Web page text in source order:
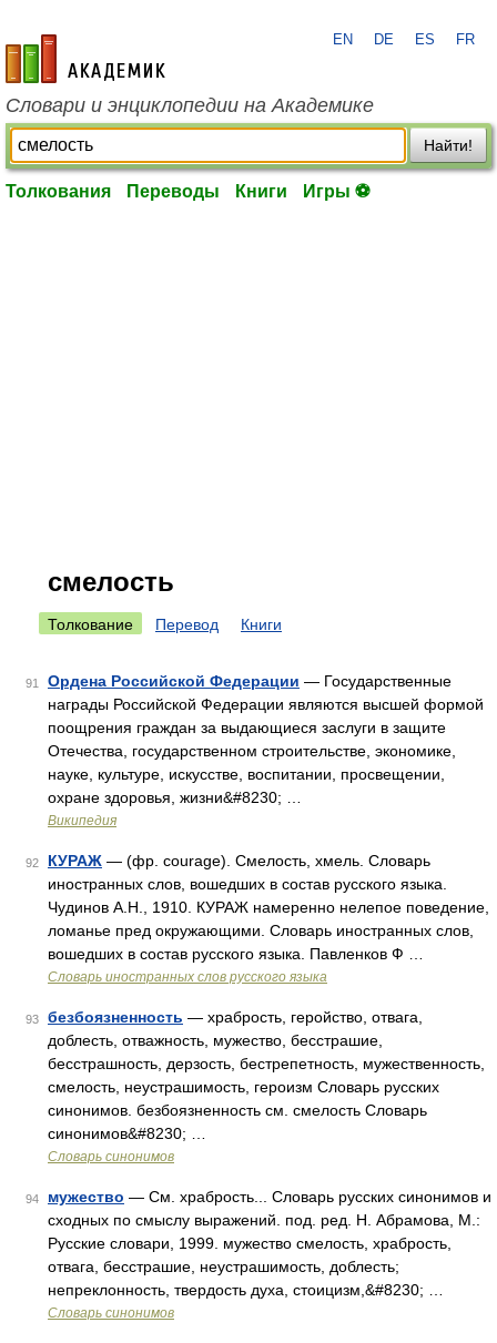
academic.ru
EN DE ES FR
Словари и энциклопедии на Академике
Найти!
Толкования Переводы Книги Игры ⚽
смелость
Толкование Перевод Книги
91 Ордена Российской Федерации — Государственные
награды Российской Федерации являются высшей формой
поощрения граждан за выдающиеся заслуги в защите
Отечества, государственном строительстве, экономике,
науке, культуре, искусстве, воспитании, просвещении,
охране здоровья, жизни&#8230; …
Википедия
92 КУРАЖ — (фр. courage). Смелость, хмель. Словарь
иностранных слов, вошедших в состав русского языка.
Чудинов А.Н., 1910. КУРАЖ намеренно нелепое поведение,
ломанье пред окружающими. Словарь иностранных слов,
вошедших в состав русского языка. Павленков Ф …
Словарь иностранных слов русского языка
93 безбоязненность — храбрость, геройство, отвага,
доблесть, отважность, мужество, бесстрашие,
бесстрашность, дерзость, бестрепетность, мужественность,
смелость, неустрашимость, героизм Словарь русских
синонимов. безбоязненность см. смелость Словарь
синонимов&#8230; …
Словарь синонимов
94 мужество — См. храбрость... Словарь русских синонимов и
сходных по смыслу выражений. под. ред. Н. Абрамова, М.:
Русские словари, 1999. мужество смелость, храбрость,
отвага, бесстрашие, неустрашимость, доблесть;
непреклонность, твердость духа, стоицизм,&#8230; …
Словарь синонимов